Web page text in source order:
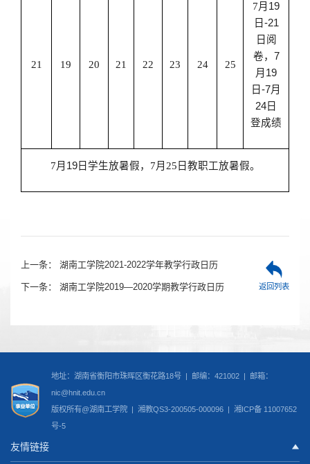
21 19 20 21 22 23 24 25
7月 19
日 -21
日阅
卷， 7
月 19
日 -7月
24日
登成绩
7月 19日学生放暑假， 7月 25 日教职工放暑假。
上一条： 湖南工学院2021-2022学年教学行政日历
下一条： 湖南工学院2019—2020学期教学行政日历 返回列表
地址：湖南省衡阳市珠晖区衡花路18号 | 邮编：421002 | 邮箱：
nic@hnit.edu.cn
版权所有@湖南工学院 |湘教QS3-200505-000096
湘ICP备 11007652
号-5
友情链接